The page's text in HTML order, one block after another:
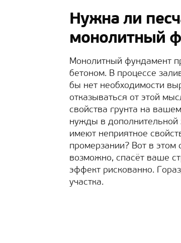
Нужна ли
монолитный
Монолитный фундамент
бетоном. В процессе
бы нет необходимости
отказываться от этой
свойства грунта на
нужды в дополнительной
имеют неприятное
промерзании? Вот в
возможно, спасёт ваше
эффект рискованно.
участка.